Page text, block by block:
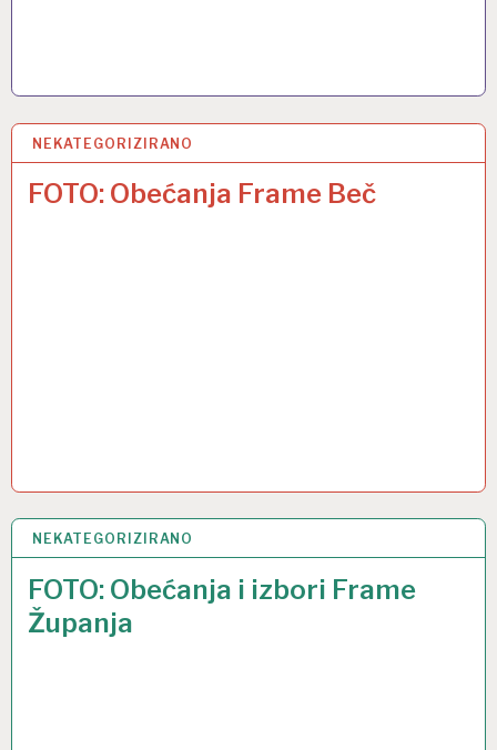
NEKATEGORIZIRANO
FOTO: Obećanja Frame Beč
19 LIS 2017
NEKATEGORIZIRANO
FOTO: Obećanja i izbori Frame
Županja
17 LIS 2017